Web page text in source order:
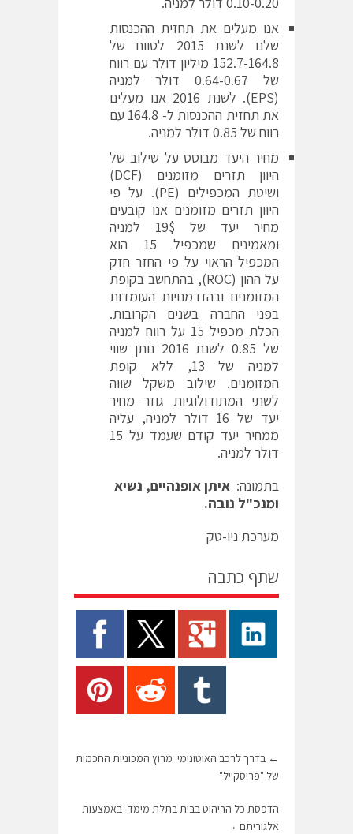
אנו מעלים את תחזית ההכנסות
שלנו לשנת 2015 לטווח של
152.7-164.8 מיליון דולר עם רווח
של 0.64-0.67 דולר למניה
(EPS). לשנת 2016 אנו מעלים
את תחזית ההכנסות ל- 164.8 עם
רווח של 0.85 דולר למניה.
מחיר היעד מבוסס על שילוב של
היוון תזרים מזומנים (DCF)
ושיטת המכפילים (PE). על פי
היוון תזרים מזומנים אנו קובעים
מחיר יעד של 19$ למניה
ומאמינים שמכפיל 15 הוא
המכפיל הראוי על פי החזר חזק
על ההון (ROC), בהתחשב בקופת
המזומנים ובהזדמנויות העומדות
בפני החברה בשנים הקרובות.
הכלת מכפיל 15 על רווח למניה
של 0.85 לשנת 2016 נותן שווי
למניה של 13, ללא קופת
המזומנים. שילוב משקל שווה
לשתי המתודולוגיות גוזר מחיר
יעד של 16 דולר למניה, עליה
ממחיר יעד קודם שעמד על 15
דולר למניה.
בתמונה: איתן אופנהיים, נשיא
ומנכ"ל נובה.
מערכת ניו-טק
שתף כתבה
← בדרך לרכב האוטונומי: מרוץ המכוניות החכמות
של "פריסקייל"
הדפסת כל הריהוט בבית בתלת מימד- באמצעות
אלגוריתם →